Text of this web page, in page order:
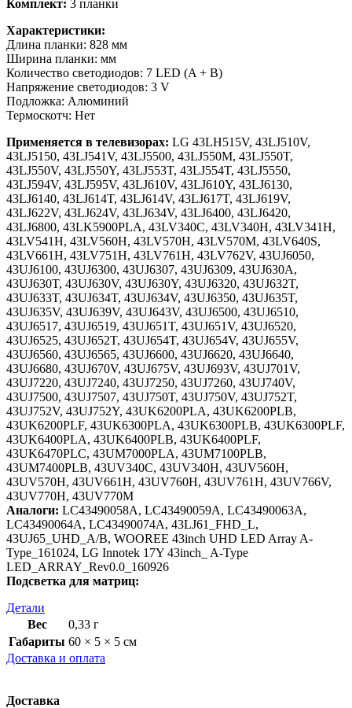
Комплект: 3 планки
Характеристики:
Длина планки: 828 мм
Ширина планки: мм
Количество светодиодов: 7 LED (A + B)
Напряжение светодиодов: 3 V
Подложка: Алюминий
Термоскотч: Нет
Применяется в телевизорах: LG 43LH515V, 43LJ510V,
43LJ5150, 43LJ541V, 43LJ5500, 43LJ550M, 43LJ550T,
43LJ550V, 43LJ550Y, 43LJ553T, 43LJ554T, 43LJ5550,
43LJ594V, 43LJ595V, 43LJ610V, 43LJ610Y, 43LJ6130,
43LJ6140, 43LJ614T, 43LJ614V, 43LJ617T, 43LJ619V,
43LJ622V, 43LJ624V, 43LJ634V, 43LJ6400, 43LJ6420,
43LJ6800, 43LK5900PLA, 43LV340C, 43LV340H, 43LV341H,
43LV541H, 43LV560H, 43LV570H, 43LV570M, 43LV640S,
43LV661H, 43LV751H, 43LV761H, 43LV762V, 43UJ6050,
43UJ6100, 43UJ6300, 43UJ6307, 43UJ6309, 43UJ630A,
43UJ630T, 43UJ630V, 43UJ630Y, 43UJ6320, 43UJ632T,
43UJ633T, 43UJ634T, 43UJ634V, 43UJ6350, 43UJ635T,
43UJ635V, 43UJ639V, 43UJ643V, 43UJ6500, 43UJ6510,
43UJ6517, 43UJ6519, 43UJ651T, 43UJ651V, 43UJ6520,
43UJ6525, 43UJ652T, 43UJ654T, 43UJ654V, 43UJ655V,
43UJ6560, 43UJ6565, 43UJ6600, 43UJ6620, 43UJ6640,
43UJ6680, 43UJ670V, 43UJ675V, 43UJ693V, 43UJ701V,
43UJ7220, 43UJ7240, 43UJ7250, 43UJ7260, 43UJ740V,
43UJ7500, 43UJ7507, 43UJ750T, 43UJ750V, 43UJ752T,
43UJ752V, 43UJ752Y, 43UK6200PLA, 43UK6200PLB,
43UK6200PLF, 43UK6300PLA, 43UK6300PLB, 43UK6300PLF,
43UK6400PLA, 43UK6400PLB, 43UK6400PLF,
43UK6470PLC, 43UM7000PLA, 43UM7100PLB,
43UM7400PLB, 43UV340C, 43UV340H, 43UV560H,
43UV570H, 43UV661H, 43UV760H, 43UV761H, 43UV766V,
43UV770H, 43UV770M
Аналоги: LC43490058A, LC43490059A, LC43490063A,
LC43490064A, LC43490074A, 43LJ61_FHD_L,
43UJ65_UHD_A/B, WOOREE 43inch UHD LED Array A-
Type_161024, LG Innotek 17Y 43inch_ A-Type
LED_ARRAY_Rev0.0_160926
Подсветка для матриц:
Детали
Вес
0,33 г
Габариты 60 × 5 × 5 см
Доставка и оплата
Доставка